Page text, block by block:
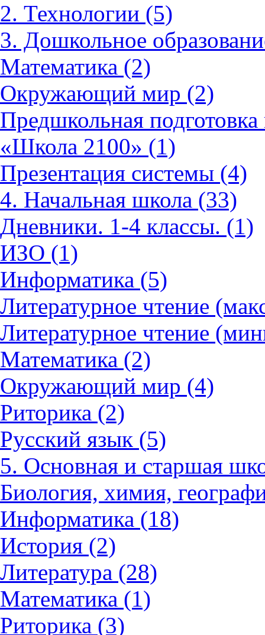
2. Технологии (5)
3. Дошкольное
Математика (2)
Окружающий мир (2)
Предшкольная
«Школа 2100» (1)
Презентация системы (4)
4. Начальная школа (33)
Дневники. 1-4 классы. (1)
ИЗО (1)
Информатика (5)
Литературное чтение
Литературное чтение
Математика (2)
Окружающий мир (4)
Риторика (2)
Русский язык (5)
5. Основная и старшая
Биология, химия,
Информатика (18)
История (2)
Литература (28)
Математика (1)
Риторика (3)